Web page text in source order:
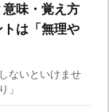
味・覚え方
は「無理や
ないといけませ
」